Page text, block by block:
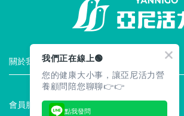
關於我們
門市據點 品牌故事
聯絡我們 企業社會責任
評價推薦
會員服務
我們正在線上🟢
您的健康大小事，讓亞尼活力營
養顧問陪您聊聊👉👉
點我發問